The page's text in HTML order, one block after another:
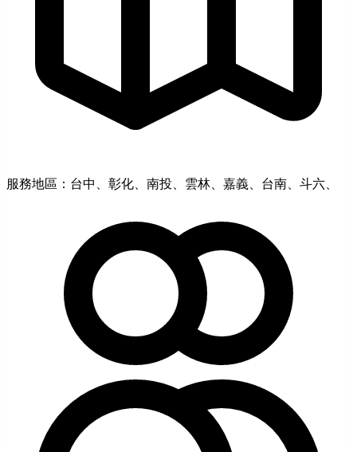
服務地區：台中、彰化、南投、雲林、嘉義、台南、斗六、